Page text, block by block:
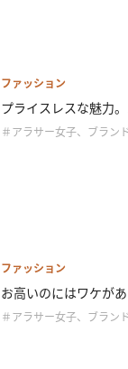
ファッション
プライスレスな魅力
＃アラサー女子、ブラン
ファッション
お高いのにはワケが
＃アラサー女子、ブラン